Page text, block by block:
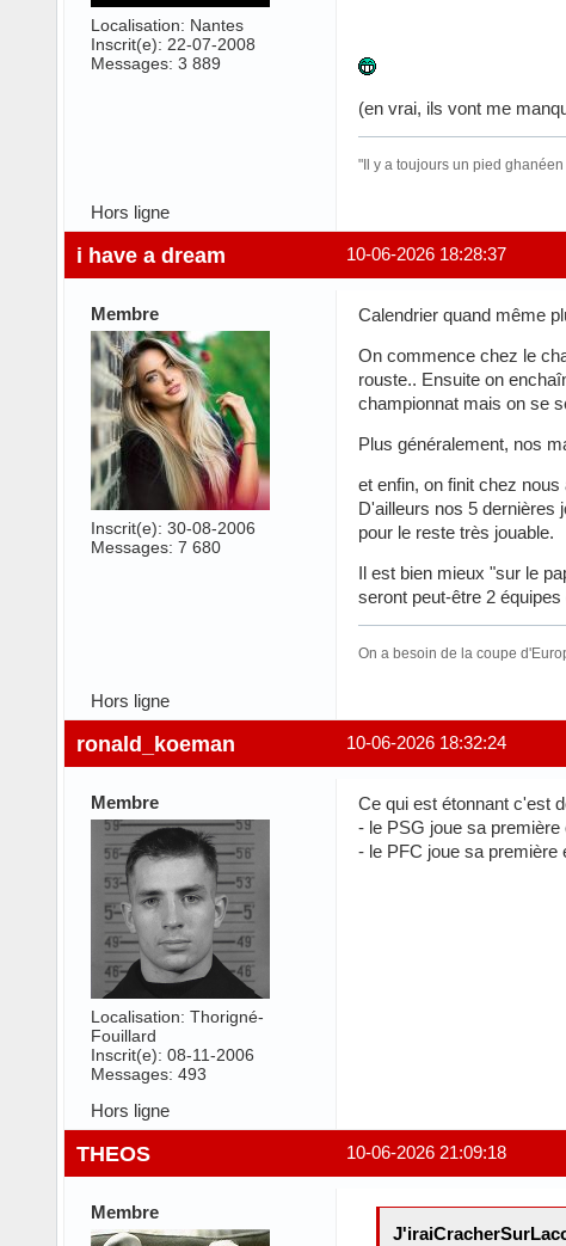
Localisation: Nantes
Inscrit(e): 22-07-2008
Messages: 3 889
(en vrai, ils vont me
"Il y a toujours un pied
Hors ligne
10-06-2026 18:28:37
i have a dream
Membre
Inscrit(e): 30-08-2006
Messages: 7 680
Calendrier quand même
On commence chez le
rouste.. Ensuite on
championnat mais on se
Plus généralement, nos
et enfin, on finit chez
D'ailleurs nos 5 dernières
pour le reste très jouable.
Il est bien mieux "sur le
seront peut-être 2
On a besoin de la coupe
Hors ligne
10-06-2026 18:32:24
ronald_koeman
Membre
Localisation: Thorigné-
Fouillard
Inscrit(e): 08-11-2006
Messages: 493
Ce qui est étonnant c'est
- le PSG joue sa
- le PFC joue sa première
Hors ligne
10-06-2026 21:09:18
THEOS
Membre